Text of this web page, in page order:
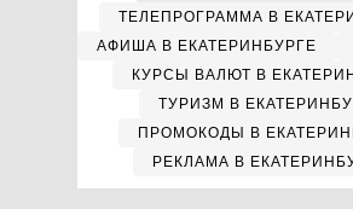
ТЕЛЕПРОГРАММА В
АФИША В ЕКАТЕРИНБУРГЕ
КУРСЫ ВАЛЮТ В
ТУРИЗМ В
ПРОМОКОДЫ В
РЕКЛАМА В